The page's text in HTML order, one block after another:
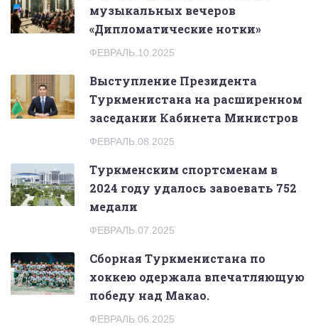
музыкальных вечеров
«Дипломатические нотки»
ФЕВРАЛЬ.10.2025
Выступление Президента
Туркменистана на расширенном
заседании Кабинета Министров
ФЕВРАЛЬ.08.2025
Туркменским спортсменам в
2024 году удалось завоевать 752
медали
ФЕВРАЛЬ.07.2025
Сборная Туркменистана по
хоккею одержала впечатляющую
победу над Макао.
ФЕВРАЛЬ.06.2025